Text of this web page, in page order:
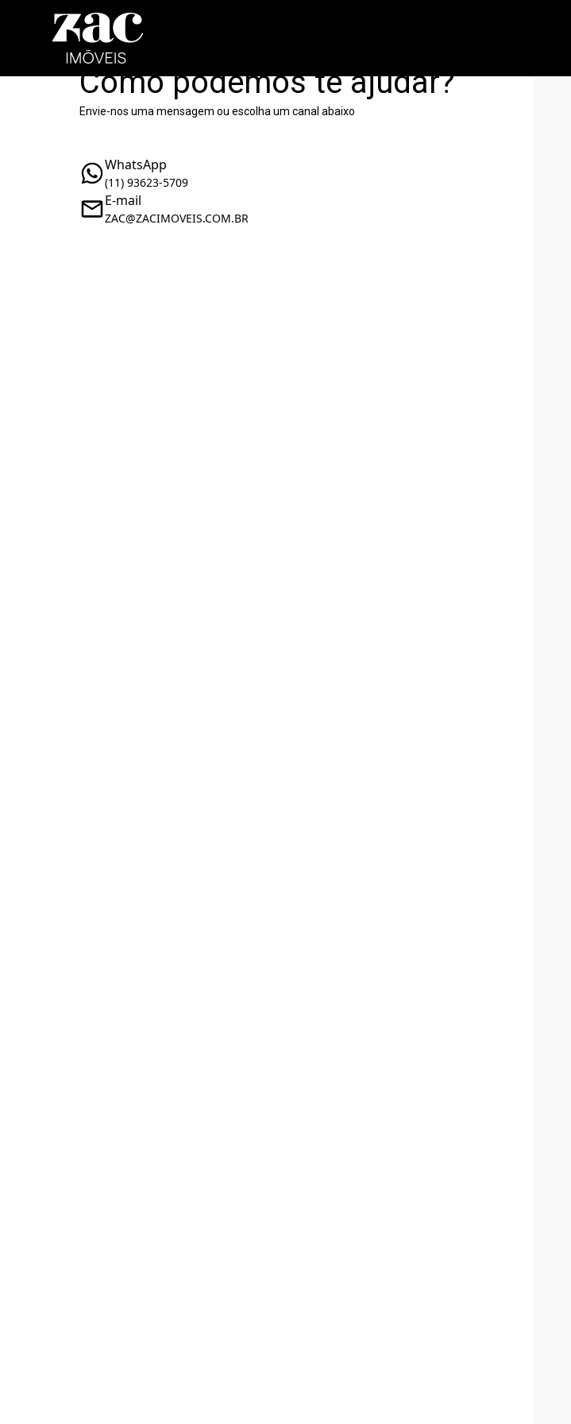
Como podemos te ajudar?
Envie-nos uma mensagem ou escolha um canal abaixo
WhatsApp
(11) 93623-5709
E-mail
ZAC@ZACIMOVEIS.COM.BR